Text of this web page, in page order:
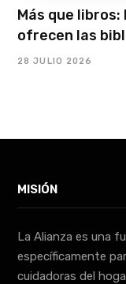
Más que
ofrecen las
28 JULIO 2026
MISIÓN
La Alianza es una
específicamente
cuidadoras del